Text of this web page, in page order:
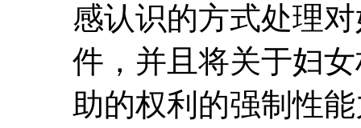
感认识的方式处理
件，并且将关于妇
助的权利的强制性